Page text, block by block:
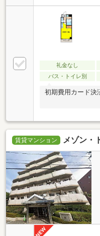
礼金なし
バス・トイレ別
初期費用カード決
賃貸マンション メゾン・